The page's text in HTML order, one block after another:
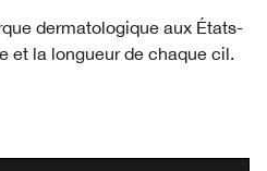
dermatologique aux États-
et la longueur de chaque cil.